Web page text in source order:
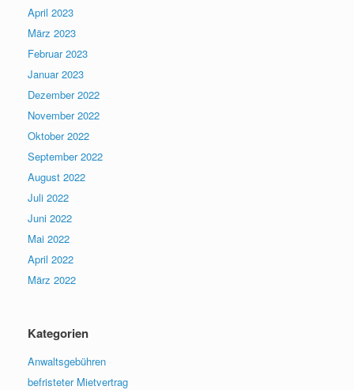
April 2023
März 2023
Februar 2023
Januar 2023
Dezember 2022
November 2022
Oktober 2022
September 2022
August 2022
Juli 2022
Juni 2022
Mai 2022
April 2022
März 2022
Kategorien
Anwaltsgebühren
befristeter Mietvertrag